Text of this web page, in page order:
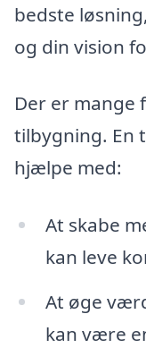
bedste
og din vision
Der er mange
tilbygning. En
hjælpe med:
At skabe
kan leve
At øge
kan være